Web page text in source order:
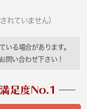
れていません）
いる場合があります。
問い合わせ下さい！